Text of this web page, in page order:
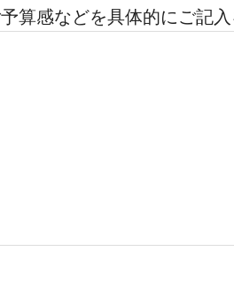
算感などを具体的にご記入